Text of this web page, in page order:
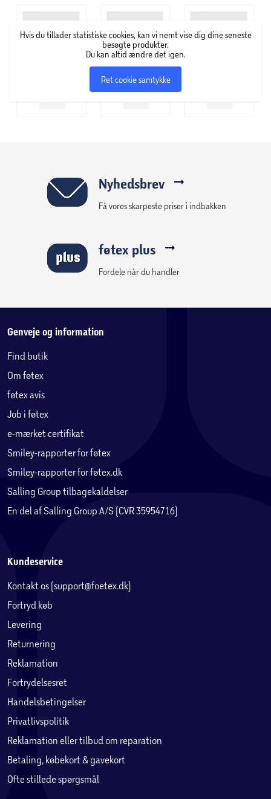
Praktisk til både skole- og hobbyprojekter.
Hvis du tillader statistiske cookies, kan vi nemt vise dig dine seneste
besøgte produkter.
Du kan altid ændre det igen.
Ret cookie samtykke
Nyhedsbrev
Få vores skarpeste priser i indbakken
føtex plus
Fordele når du handler
Genveje og information
Find butik
Om føtex
føtex avis
Job i føtex
e-mærket certifikat
Smiley-rapporter for føtex
Smiley-rapporter for føtex.dk
Salling Group tilbagekaldelser
En del af Salling Group A/S (CVR 35954716)
Kundeservice
Kontakt os (support@foetex.dk)
Fortryd køb
Levering
Returnering
Reklamation
Fortrydelsesret
Handelsbetingelser
Privatlivspolitik
Reklamation eller tilbud om reparation
Betaling, købekort & gavekort
Ofte stillede spørgsmål